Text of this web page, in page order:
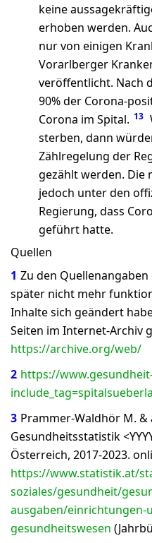
keine
erhoben werden.
nur von einigen
Vorarlberger
veröffentlicht. Nach
90% der Corona-
Corona im Spital. 13
sterben, dann
Zählregelung der
gezählt werden. Die
jedoch unter den
Regierung, dass
geführt hatte.
Quellen
1 Zu den Quellenangaben
später nicht mehr
Inhalte sich geändert
Seiten im Internet-Archiv
https://archive.org/web/
2 https://
3 Prammer-Waldhör M. &
Gesundheitsstatistik
Österreich, 2017-2023.
https://www.statistik.at/
soziales/gesundheit/
ausgaben/einrichtungen-
gesundheitswesen